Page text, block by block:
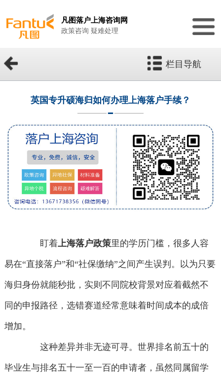
凡图落户上海咨询网
政策咨询 疑难处理
栏目导航
英国专升硕海归如何办理上海落户手续？
盯着上海落户政策里的学历门槛，很多人容
易在“直接落户”和“社保缴纳”之间产生误判。以为只要
海归身份就能秒批，实则不同院校背景对应着截然不
同的申报路径，选错赛道经常意味着时间成本的成倍
增加。
这种差异并非无迹可寻。世界排名前五十的
毕业生与排名五十一至一百的申请者，虽然同属留学